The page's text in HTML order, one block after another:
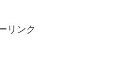
リンク